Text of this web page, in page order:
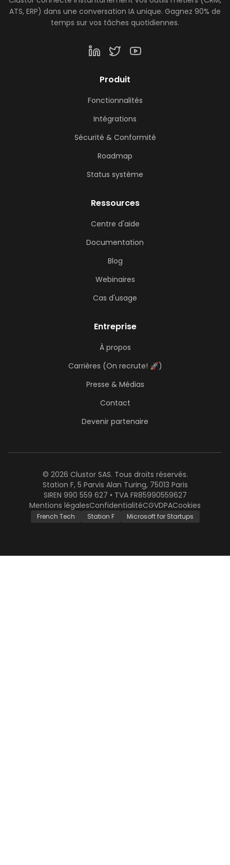
ATS, ERP) dans une conversation IA unique. Gagnez 90% de
temps sur vos tâches quotidiennes.
Produit
Fonctionnalités
Intégrations
Sécurité & Conformité
Roadmap
Status système
Ressources
Centre d'aide
Documentation
Blog
Webinaires
Cas d'usage
Entreprise
À propos
Carrières (On recrute! 🚀)
Presse & Médias
Contact
Devenir partenaire
© 2026 Clustor SAS. Tous droits réservés.
Station F, 5 Parvis Alan Turing, 75013 Paris
SIREN 990 559 627 • TVA FR85990559627
Mentions légalesConfidentialitéCGVDPACookies
French Tech Station F Microsoft for Startups